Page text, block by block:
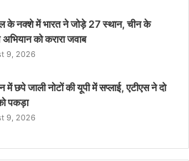
के नक्शे में भारत ने जोड़े 27 स्थान, चीन के
को करारा जवाब
9, 2026
में छपे जाली नोटों की यूपी में सप्लाई, एटीएस ने दो
पकड़ा
9, 2026